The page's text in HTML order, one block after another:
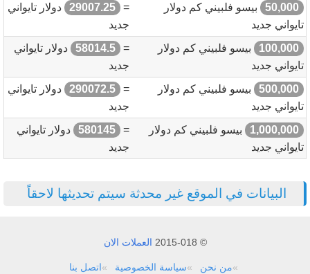
50,000
بيسو فلبيني كم دولار
تايواني جديد
=
29007.25
دولار تايواني
جديد
100,000
بيسو فلبيني كم دولار
تايواني جديد
=
58014.5
دولار تايواني
جديد
500,000
بيسو فلبيني كم دولار
تايواني جديد
=
290072.5
دولار تايواني
جديد
1,000,000
بيسو فلبيني كم دولار
تايواني جديد
=
580145
دولار تايواني
جديد
البيانات في الموقع غير محدثة سيتم تحديثها لاحقاً
© 2015-018 العملات الان
من نحن سياسة الخصوصية اتصل بنا